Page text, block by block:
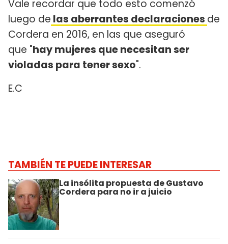
Vale recordar que todo esto comenzó
luego de las aberrantes declaraciones de
Cordera en 2016, en las que aseguró
que "hay mujeres que necesitan ser
violadas para tener sexo".
E.C
TAMBIÉN TE PUEDE INTERESAR
La insólita propuesta de Gustavo
Cordera para no ir a juicio